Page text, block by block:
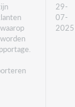
29-
07-
2025